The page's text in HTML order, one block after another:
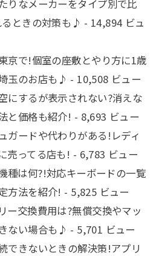
りなメーカーをタイプ別で比
ときの対策も♪ - 14,894 ビュ
京で!個室の座敷とやり方に1歳
玉のお店も♪ - 10,508 ビュー
にするが表示されない?消えな
と価格も紹介! - 8,693 ビュー
ガードや代わりがある!レディ
売ってる店も! - 6,783 ビュー
は何?!対応キーボードの一覧
方法を紹介! - 5,825 ビュー
ー交換費用は?無償交換やマッ
ない場合も♪ - 5,701 ビュー
できないときの解決策!アプリ